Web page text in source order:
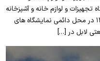
و لوازم خانه و آشپزخانه
مدرن اصفهان از ۲۶ لغایت ۲۹ مرداد ۱۳۹۵ در محل دائمی نمایشگاه های
لابل در […]